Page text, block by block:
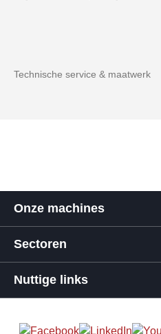
Technische service & maatwerk
Onze machines
Sectoren
Nuttige links